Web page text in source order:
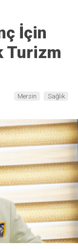
İçin
Turizm
Mersin Sağlık